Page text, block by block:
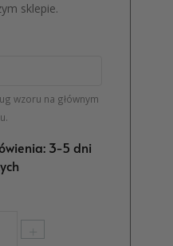
sklepie.
wzoru na głównym
3-5 dni
+